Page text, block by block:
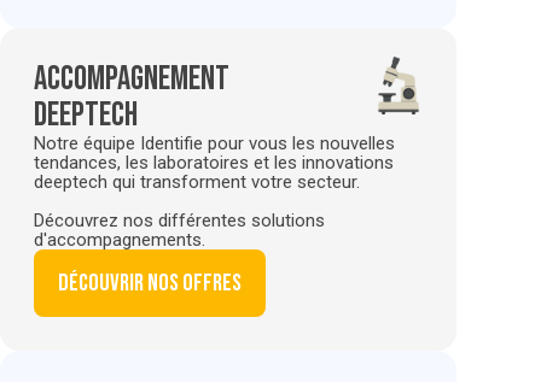
Accompagnement
deeptech
Notre équipe Identifie pour vous les nouvelles
tendances, les laboratoires et les innovations
deeptech qui transforment votre secteur.
Découvrez nos différentes solutions
d'accompagnements.
Découvrir nos offres